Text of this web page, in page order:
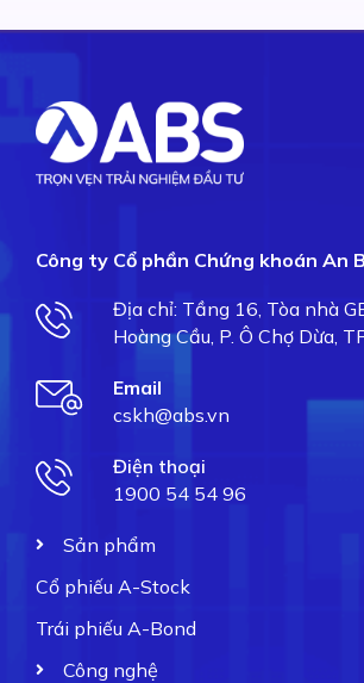
Công ty Cổ phần Chứng khoán An
Địa chỉ: Tầng 16, Tòa nhà
Hoàng Cầu, P. Ô Chợ Dừa,
Email
cskh@abs.vn
Điện thoại
1900 54 54 96
Sản phẩm
Cổ phiếu A-Stock
Trái phiếu A-Bond
Công nghệ